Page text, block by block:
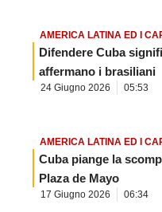
AMERICA LATINA ED I
Difendere Cuba
affermano i brasiliani
24 Giugno 2026 05:53
AMERICA LATINA ED I
Cuba piange la
Plaza de Mayo
17 Giugno 2026 06:34